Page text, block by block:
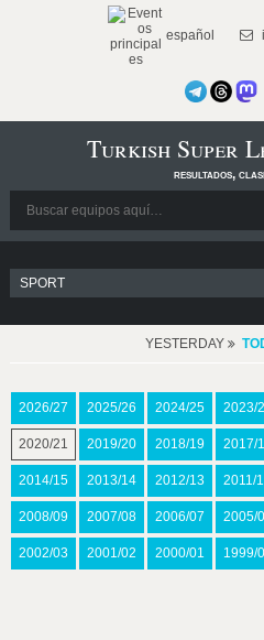
español
Turkish Super
resultados,
YESTERDAY
2026/27 2025/26 2024/25 2023/
2020/21 2019/20 2018/19 2017/
2014/15 2013/14 2012/13 2011/
2008/09 2007/08 2006/07 2005/
2002/03 2001/02 2000/01 1999/